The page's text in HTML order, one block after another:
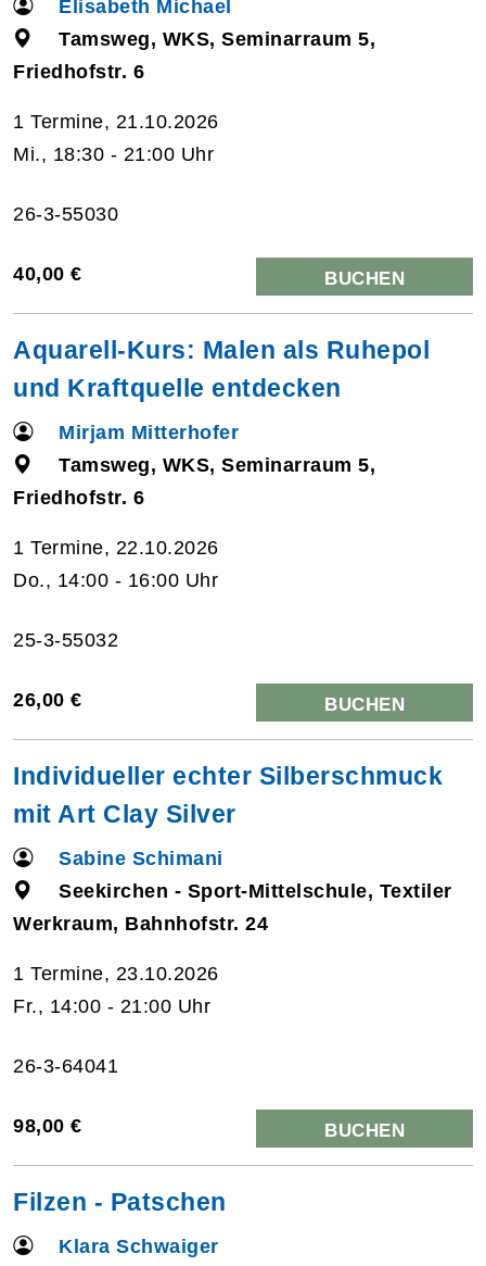
Elisabeth Michael
Tamsweg, WKS, Seminarraum 5,
Friedhofstr. 6
1 Termine, 21.10.2026
Mi., 18:30 - 21:00 Uhr
26-3-55030
40,00 € BUCHEN
Aquarell-Kurs: Malen als Ruhepol
und Kraftquelle entdecken
Mirjam Mitterhofer
Tamsweg, WKS, Seminarraum 5,
Friedhofstr. 6
1 Termine, 22.10.2026
Do., 14:00 - 16:00 Uhr
25-3-55032
26,00 € BUCHEN
Individueller echter Silberschmuck
mit Art Clay Silver
Sabine Schimani
Seekirchen - Sport-Mittelschule, Textiler
Werkraum, Bahnhofstr. 24
1 Termine, 23.10.2026
Fr., 14:00 - 21:00 Uhr
26-3-64041
98,00 € BUCHEN
Filzen - Patschen
Klara Schwaiger